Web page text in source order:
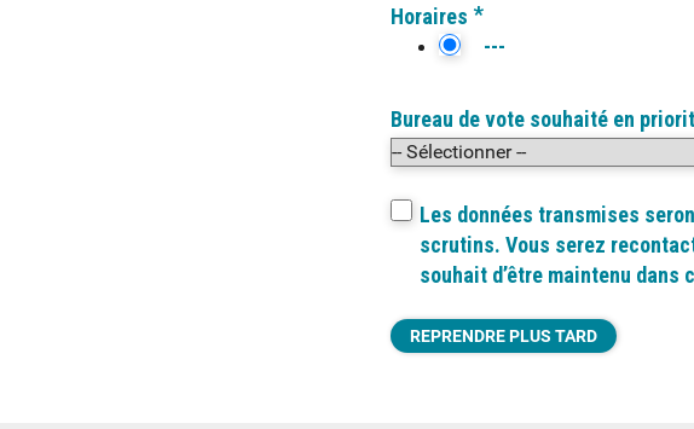
Horaires *
---
Bureau de vote souhaité en
Les données transmises
scrutins. Vous serez
souhait d’être maintenu dans
REPRENDRE PLUS TARD